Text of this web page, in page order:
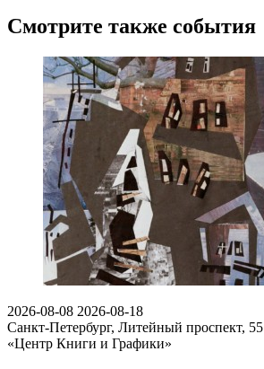
Смотрите также события
2026-08-08 2026-08-18
Санкт-Петербург, Литейный проспект, 55
«Центр Книги и Графики»